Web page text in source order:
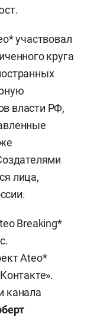
участвовал
круга
власти РФ,
лица,
Breaking*
Ateo*
канала